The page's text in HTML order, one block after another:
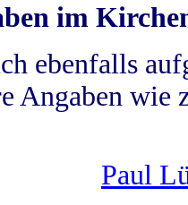
im
ebenfalls
Angaben wie
Paul